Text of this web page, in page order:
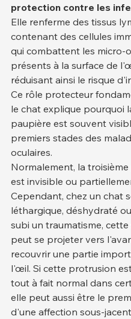
protection contre les
Elle renferme des tissus
contenant des cellules
qui combattent les micro-
présents à la surface de
réduisant ainsi le risque
Ce rôle protecteur
le chat explique pourquoi
paupière est souvent
premiers stades des
oculaires.
Normalement, la
est invisible ou
Cependant, chez un chat
léthargique, déshydraté
subi un traumatisme,
peut se projeter vers
recouvrir une partie
l'œil. Si cette protrusion
tout à fait normal dans
elle peut aussi être le
d'une affection sous-